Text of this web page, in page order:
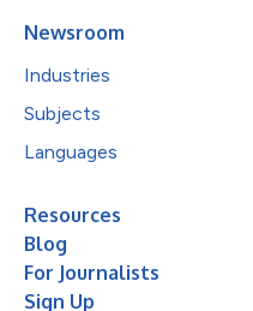
Newsroom
Industries
Subjects
Languages
Resources
Blog
For Journalists
Sign Up